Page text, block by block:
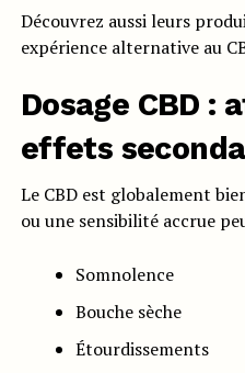
Découvrez aussi leurs
expérience alternative au
Dosage CBD :
effets
Le CBD est globalement
ou une sensibilité accrue
Somnolence
Bouche sèche
Étourdissements